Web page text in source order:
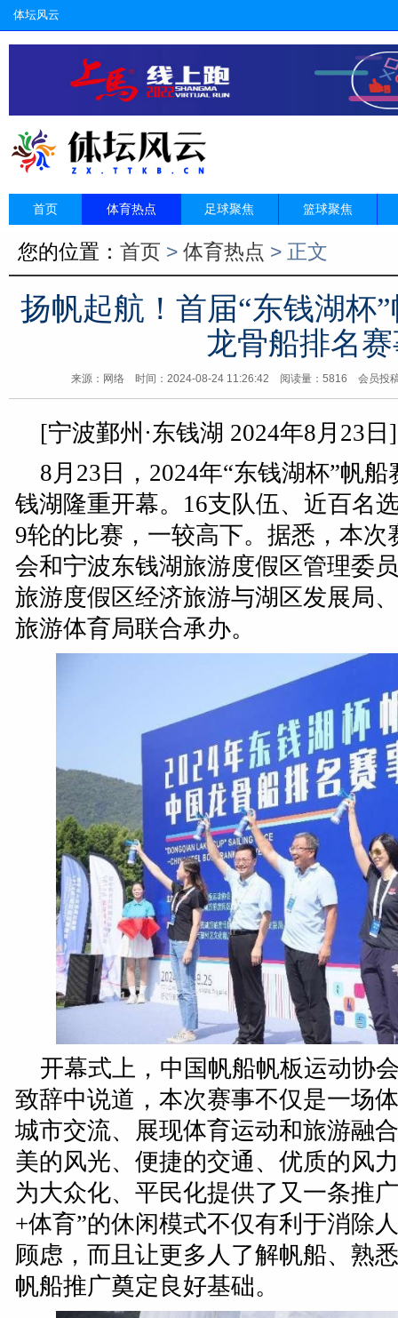
体坛风云
首页 体育热点 足球聚焦 篮球聚焦
您的位置： 首页 > 体育热点 > 正文
扬帆起航！首届“东钱湖杯
龙骨船排名
来源：网络 时间：2024-08-24 11:26:42 阅读量：5816 会员投
[宁波鄞州·东钱湖 2024年8月23日]
8月23日，2024年“东钱湖杯”帆
钱湖隆重开幕。16支队伍、近百名
9轮的比赛，一较高下。据悉，本
会和宁波东钱湖旅游度假区管理委
旅游度假区经济旅游与湖区发展局
旅游体育局联合承办。
开幕式上，中国帆船帆板运动协
致辞中说道，本次赛事不仅是一场
城市交流、展现体育运动和旅游融
美的风光、便捷的交通、优质的风
为大众化、平民化提供了又一条推
+体育”的休闲模式不仅有利于消除
顾虑，而且让更多人了解帆船、熟
帆船推广奠定良好基础。